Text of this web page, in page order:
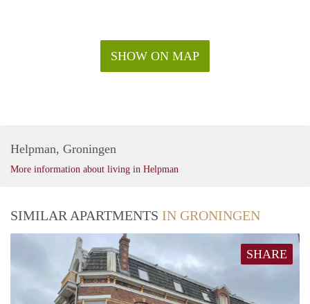
SHOW ON MAP
Helpman, Groningen
More information about living in Helpman
SIMILAR APARTMENTS IN GRONINGEN
SHARE